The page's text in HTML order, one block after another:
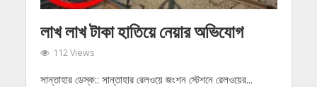
লাখ লাখ টাকা হাতিয়ে নেয়ার অভিযোগ
112 Views
সান্তাহার ডেস্ক:: সান্তাহার রেলওয়ে জংশন স্টেশনে রেলওয়ের...